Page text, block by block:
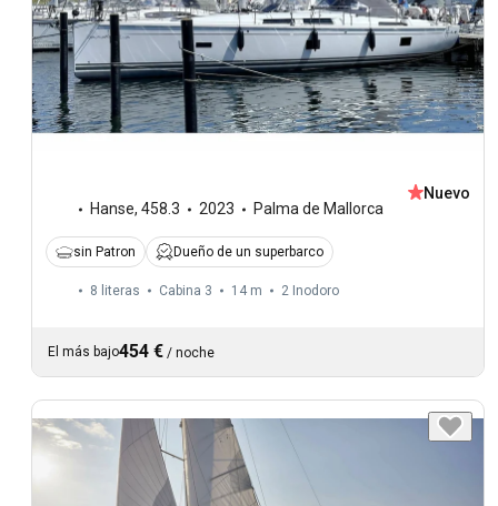
Hanse, 458.3 2023 Palma de Mallorca
Nuevo
sin Patron Dueño de un superbarco
8 literas Cabina 3 14 m 2 Inodoro
El más bajo454 € / noche